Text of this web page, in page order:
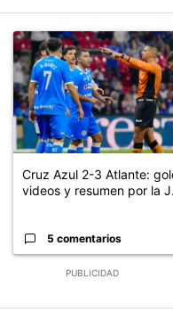
PUBLICIDAD
Un artículo de tendencia
Cruz Azul 2-3 Atlante:
videos y resumen por la
5 comentarios